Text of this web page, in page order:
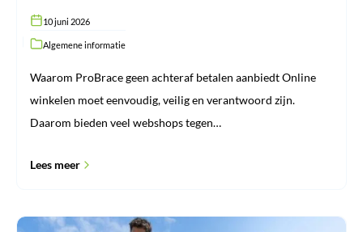
10 juni 2026
Algemene informatie
Waarom ProBrace geen achteraf betalen aanbiedt Online
winkelen moet eenvoudig, veilig en verantwoord zijn.
Daarom bieden veel webshops tegen…
Lees meer